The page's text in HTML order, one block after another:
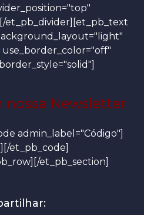
et_pb_divider][et_pb_text
nossa Newsletter
admin_label="Código"]
et_pb_code]
et_pb_section]